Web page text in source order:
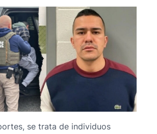
se trata de individuos